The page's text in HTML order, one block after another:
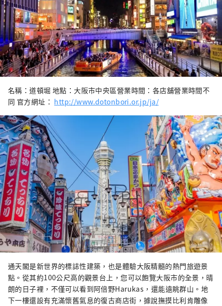
名稱：道頓堀 地點：大阪市中央區營業時間：各店舖營業時間不
同 官方網址： http://www.dotonbori.or.jp/ja/
通天閣是新世界的標誌性建築，也是體驗大阪精髓的熱門旅遊景
點。從其約100公尺高的觀景台上，您可以飽覽大阪市的全景，晴
朗的日子裡，不僅可以看到阿倍野Harukas，還能遠眺群山。地
下一樓還設有充滿懷舊氣息的復古商店街，據說撫摸比利肯雕像